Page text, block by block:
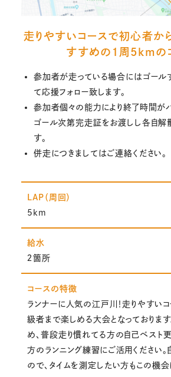
走りやすいコースで初心者か
すすめの１周5kmの
参加者が走っている場合にはゴール
て応援フォロー致します。
参加者個々の能力により終了時間がバ
ゴール次第完走証をお渡しし各自解
す。
併走につきましてはご連絡ください。
LAP（周回）
5km
給水
２箇所
コースの特徴
ランナーに人気の江戸川！走りやすい
級者まで楽しめる大会となっておりま
め、普段走り慣れてる方の自己ベスト
方のランニング練習にご活用ください
ので、タイムを測定したい方もこの機